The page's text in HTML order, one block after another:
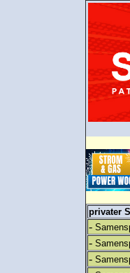
privater
-
-
-